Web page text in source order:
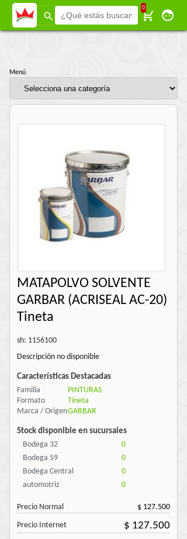
0
Menú
Menú
MATAPOLVO SOLVENTE
GARBAR (ACRISEAL AC-20)
Tineta
sh: 1156100
Descripción no disponible
Características Destacadas
Familia
PINTURAS
Formato
Tineta
Marca / OrigenGARBAR
Stock disponible en sucursales
Bodega 32
0
Bodega 59
0
Bodega Central
0
automotriz
0
Precio Normal $ 127.500
Precio Internet $ 127.500